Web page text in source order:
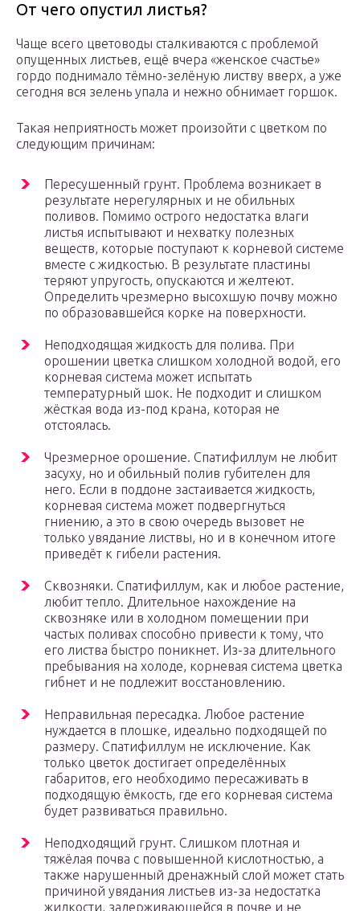
От чего опустил листья?
Чаще всего цветоводы сталкиваются с проблемой
опущенных листьев, ещё вчера «женское счастье»
гордо поднимало тёмно-зелёную листву вверх, а уже
сегодня вся зелень упала и нежно обнимает горшок.
Такая неприятность может произойти с цветком по
следующим причинам:
Пересушенный грунт. Проблема возникает в
результате нерегулярных и не обильных
поливов. Помимо острого недостатка влаги
листья испытывают и нехватку полезных
веществ, которые поступают к корневой системе
вместе с жидкостью. В результате пластины
теряют упругость, опускаются и желтеют.
Определить чрезмерно высохшую почву можно
по образовавшейся корке на поверхности.
Неподходящая жидкость для полива. При
орошении цветка слишком холодной водой, его
корневая система может испытать
температурный шок. Не подходит и слишком
жёсткая вода из-под крана, которая не
отстоялась.
Чрезмерное орошение. Спатифиллум не любит
засуху, но и обильный полив губителен для
него. Если в поддоне застаивается жидкость,
корневая система может подвергнуться
гниению, а это в свою очередь вызовет не
только увядание листвы, но и в конечном итоге
приведёт к гибели растения.
Сквозняки. Спатифиллум, как и любое растение,
любит тепло. Длительное нахождение на
сквозняке или в холодном помещении при
частых поливах способно привести к тому, что
его листва быстро поникнет. Из-за длительного
пребывания на холоде, корневая система цветка
гибнет и не подлежит восстановлению.
Неправильная пересадка. Любое растение
нуждается в плошке, идеально подходящей по
размеру. Спатифиллум не исключение. Как
только цветок достигает определённых
габаритов, его необходимо пересаживать в
подходящую ёмкость, где его корневая система
будет развиваться правильно.
Неподходящий грунт. Слишком плотная и
тяжёлая почва с повышенной кислотностью, а
также нарушенный дренажный слой может стать
причиной увядания листьев из-за недостатка
жидкости, задерживающейся в почве и не